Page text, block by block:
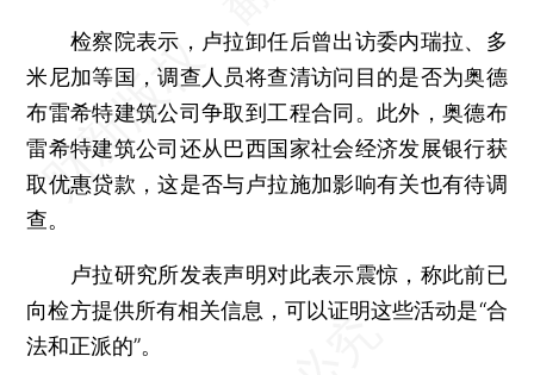
检察院表示，卢拉卸任后曾出访委内瑞拉、多
米尼加等国，调查人员将查清访问目的是否为奥德
布雷希特建筑公司争取到工程合同。此外，奥德布
雷希特建筑公司还从巴西国家社会经济发展银行获
取优惠贷款，这是否与卢拉施加影响有关也有待调
查。
卢拉研究所发表声明对此表示震惊，称此前已
向检方提供所有相关信息，可以证明这些活动是“合
法和正派的”。